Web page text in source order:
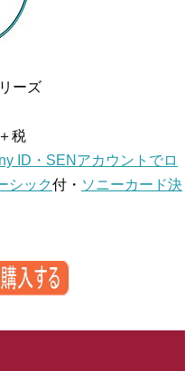
ーズ
税
ID・SENアカウントでロ
シック付・ ソニーカード決